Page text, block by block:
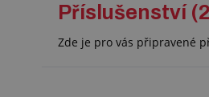
Příslušenství
Zde je pro vás připravené